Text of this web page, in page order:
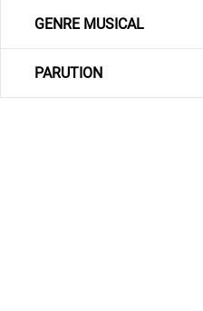
GENRE MUSICAL
PARUTION